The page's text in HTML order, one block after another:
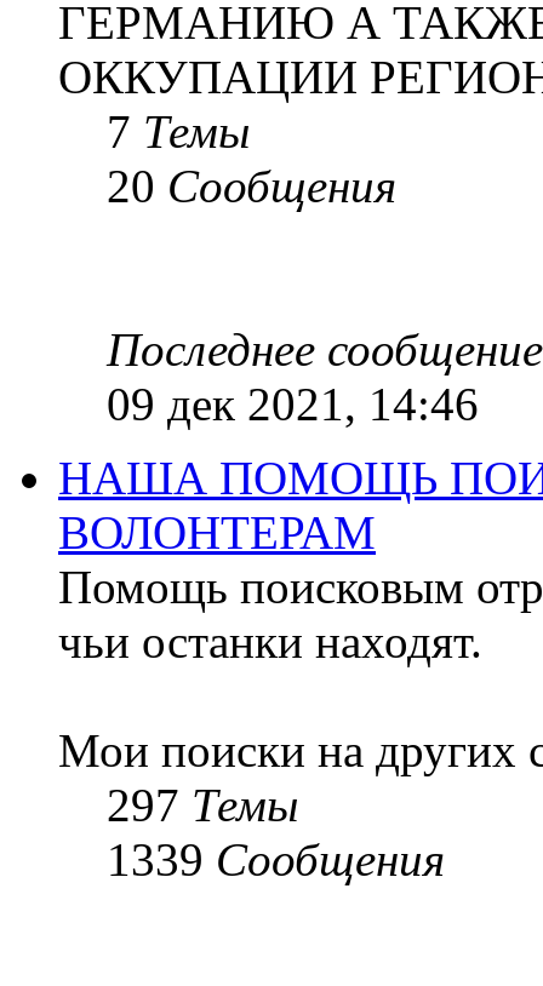
ГЕРМАНИЮ А
ОККУПАЦИИ
7 Темы
20 Сообщения
Последнее сообщение
09 дек 2021, 14:46
НАША ПОМОЩЬ
ВОЛОНТЕРАМ
Помощь поисковым
чьи останки находят.
Мои поиски на других
297 Темы
1339 Сообщения